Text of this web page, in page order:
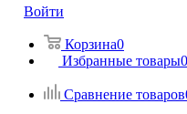
Войти
Корзина0
Избранные товары0
Сравнение товаров